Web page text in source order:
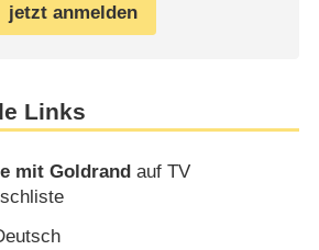
jetzt anmelden
Links
mit Goldrand auf TV